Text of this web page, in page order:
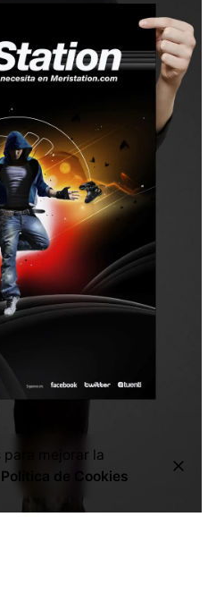
mejorar la
Política de Cookies